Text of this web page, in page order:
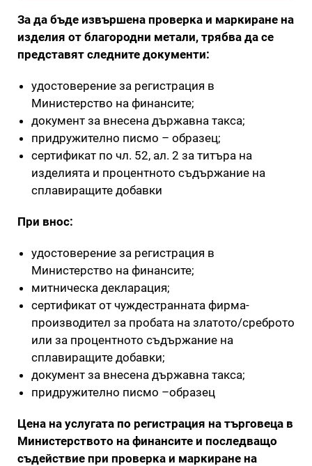
За да бъде извършена проверка и маркиране на
изделия от благородни метали, трябва да се
представят следните документи:
удостоверение за регистрация в
Министерство на финансите;
документ за внесена държавна такса;
придружително писмо – образец;
сертификат по чл. 52, ал. 2 за титъра на
изделията и процентното съдържание на
сплавиращите добавки
При внос:
удостоверение за регистрация в
Министерство на финансите;
митническа декларация;
сертификат от чуждестранната фирма-
производител за пробата на златото/среброто
или за процентното съдържание на
сплавиращите добавки;
документ за внесена държавна такса;
придружително писмо –образец
Цена на услугата по регистрация на търговеца в
Министерството на финансите и последващо
съдействие при проверка и маркиране на